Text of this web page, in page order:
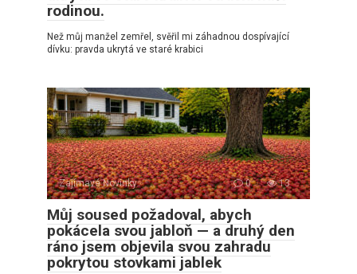
rodinou.
Než můj manžel zemřel, svěřil mi záhadnou dospívající
dívku: pravda ukrytá ve staré krabici
Zajímavé Novinky 0 13
Můj soused požadoval, abych
pokácela svou jabloň — a druhý den
ráno jsem objevila svou zahradu
pokrytou stovkami jablek